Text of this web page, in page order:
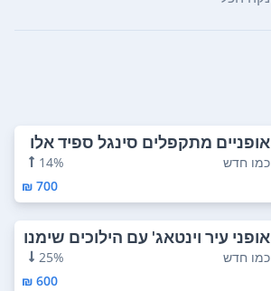
אופניים מתקפלים סינגל ספיד אלו
מיניום .
כמו חדש
14%
700 ₪
אופני עיר וינטאג' עם הילוכים שימנו
צבע ש...
כמו חדש
25%
600 ₪